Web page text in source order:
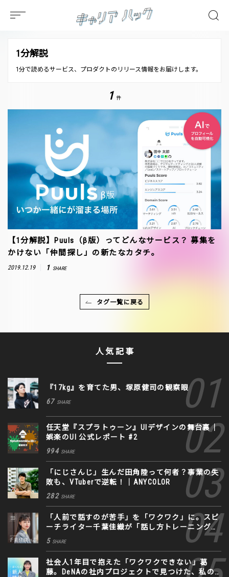
1分解説
1分で読めるサービス、プロダクトのリリース情報をお届けします。
1 件
【1分解説】Puuls（β版）ってどんなサービス？ 募集を
かけない「仲間探し」の新たなカタチ。
2019.12.19 1 SHARE
タグ一覧に戻る
人気記事
『17kg』を育てた男、塚原健司の観察眼
67 SHARE
任天堂『スプラトゥーン』UIデザインの舞台裏｜
娯楽のUI 公式レポート #2
994 SHARE
「にじさんじ」生んだ田角陸って何者？事業の失
敗も、VTuberで逆転！｜ANYCOLOR
282 SHARE
「人前で話すのが苦手」を「ワクワク」に。スピ
ーチライター千葉佳織が「話し方トレーニング」
に込めた思い
5 SHARE
社会人1年目で抱えた「ワクワクできない」葛
藤。DeNAの社内プロジェクトで見つけた、私の